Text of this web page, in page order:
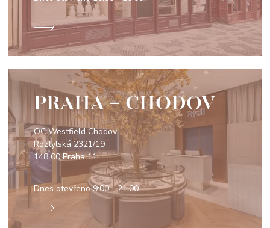
PRAHA - CHODOV
OC Westfield Chodov
Roztylská 2321/19
148 00 Praha 11
Dnes otevřeno9:00 - 21:00